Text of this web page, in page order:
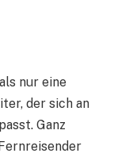
nur eine
der sich an
Ganz